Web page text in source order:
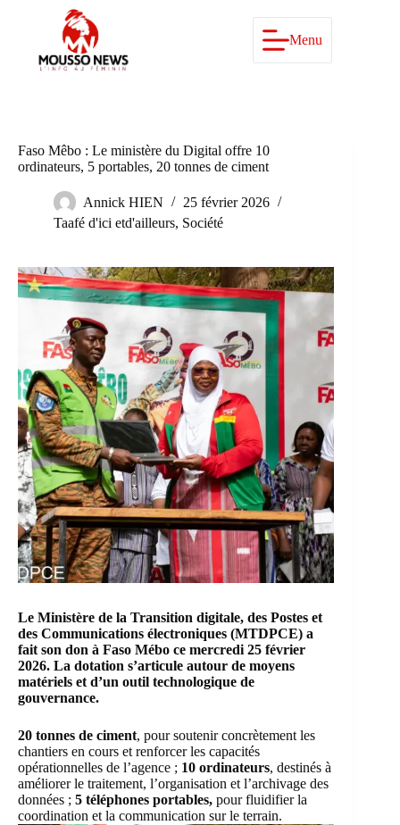
Menu
Faso Mêbo : Le ministère du Digital offre 10
ordinateurs, 5 portables, 20 tonnes de ciment
Annick HIEN
25 février 2026
Taafé d'ici etd'ailleurs, Société
Le Ministère de la Transition digitale, des Postes et
des Communications électroniques (MTDPCE) a
fait son don à Faso Mébo ce mercredi 25 février
2026. La dotation s’articule autour de moyens
matériels et d’un outil technologique de
gouvernance.
20 tonnes de ciment, pour soutenir concrètement les
chantiers en cours et renforcer les capacités
opérationnelles de l’agence ; 10 ordinateurs, destinés à
améliorer le traitement, l’organisation et l’archivage des
données ; 5 téléphones portables, pour fluidifier la
coordination et la communication sur le terrain.